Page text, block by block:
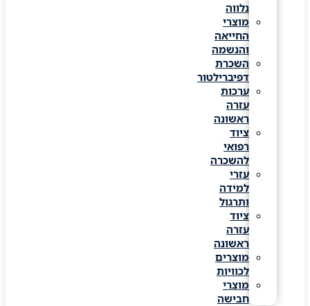
נלווה
מוצרי
החייאה
והנשמה
השכרת
דפיברילטור
ערכות
עזרה
ראשונה
ציוד
רפואי
להשכרה
עזרי
למידה
ותרגול
ציוד
עזרה
ראשונה
מוצרים
לכוויות
מוצרי
חבישה